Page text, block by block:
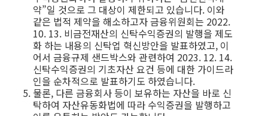
약”일 것으로 그 대상이 제한되고 있습니다. 이와
같은 법적 제약을 해소하고자 금융위원회는 2022.
10. 13. 비금전재산의 신탁수익증권의 발행을 제도
화 하는 내용의 신탁업 혁신방안을 발표하였고, 이
어서 금융규제 샌드박스와 관련하여 2023. 12. 14.
신탁수익증권의 기초자산 요건 등에 대한 가이드라
인을 순차적으로 발표하기도 하였습니다.
물론, 다른 금융회사 등이 보유하는 자산을 바로 신
탁하여 자산유동화법에 따라 수익증권을 발행하고